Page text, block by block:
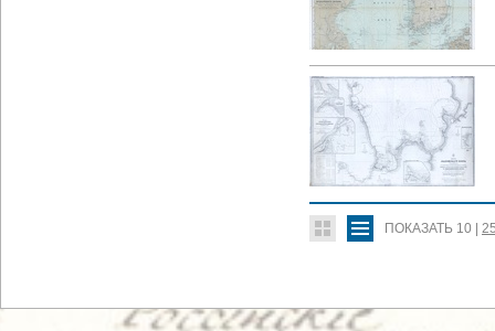
ПОКАЗАТЬ 10